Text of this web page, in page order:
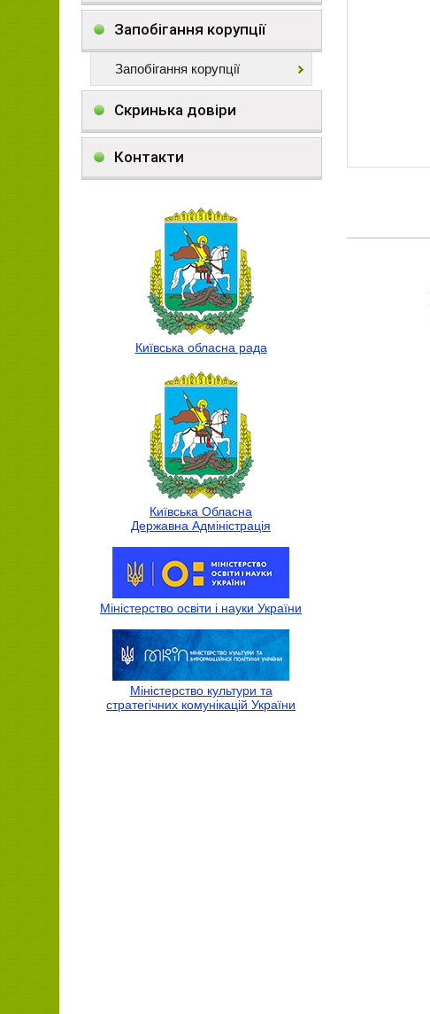
Запобігання корупції
Запобігання корупції
Скринька довіри
Контакти
Київська обласна рада
Київська Обласна
Державна Адмiнiстрацiя
Міністерство освіти і науки України
Міністерство культури та
стратегічних комунікацій України